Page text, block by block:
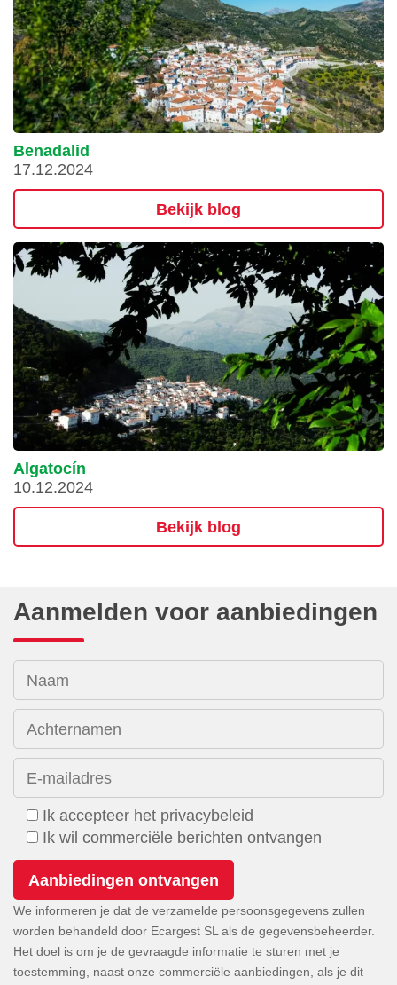
Benadalid
17.12.2024
Bekijk blog
Algatocín
10.12.2024
Bekijk blog
Aanmelden voor aanbiedingen
Naam
Achternamen
E-mailadres
Ik accepteer het privacybeleid
Ik wil commerciële berichten ontvangen
We informeren je dat de verzamelde persoonsgegevens zullen
worden behandeld door Ecargest SL als de gegevensbeheerder.
Het doel is om je de gevraagde informatie te sturen met je
toestemming, naast onze commerciële aanbiedingen, als je dit